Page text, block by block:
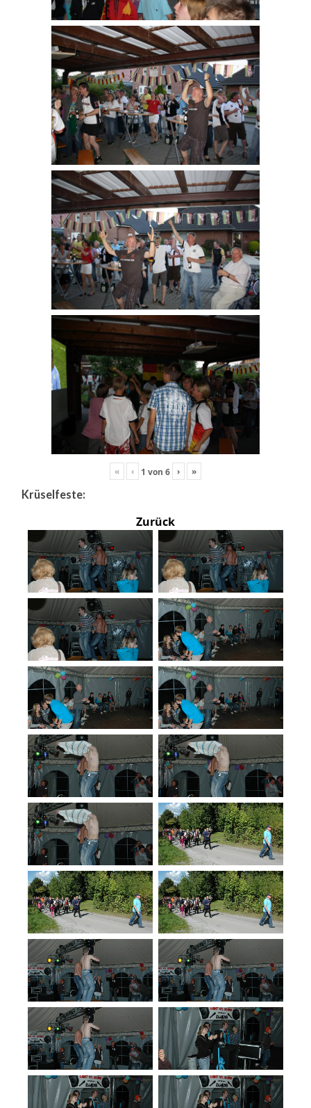
« ‹ 1 von 6 › »
Krüselfeste:
Zurück